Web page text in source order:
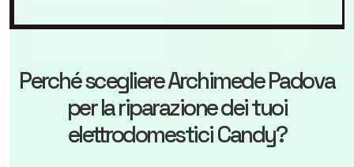
Perché scegliereArchimede Padova
per la riparazione dei tuoi
elettrodomestici Candy?